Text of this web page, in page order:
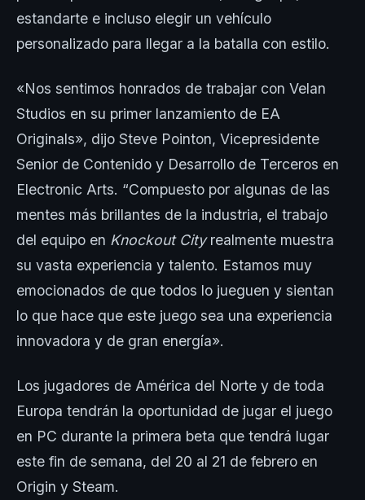
estandarte e incluso elegir un vehículo
personalizado para llegar a la batalla con estilo.
«Nos sentimos honrados de trabajar con Velan
Studios en su primer lanzamiento de EA
Originals», dijo Steve Pointon, Vicepresidente
Senior de Contenido y Desarrollo de Terceros en
Electronic Arts. “Compuesto por algunas de las
mentes más brillantes de la industria, el trabajo
del equipo en Knockout Cityrealmente muestra
su vasta experiencia y talento. Estamos muy
emocionados de que todos lo jueguen y sientan
lo que hace que este juego sea una experiencia
innovadora y de gran energía».
Los jugadores de América del Norte y de toda
Europa tendrán la oportunidad de jugar el juego
en PC durante la primera beta que tendrá lugar
este fin de semana, del 20 al 21 de febrero en
Origin y Steam.